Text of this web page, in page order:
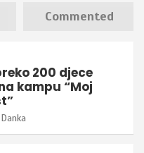
Commented
200 djece
kampu “Moj
Danka